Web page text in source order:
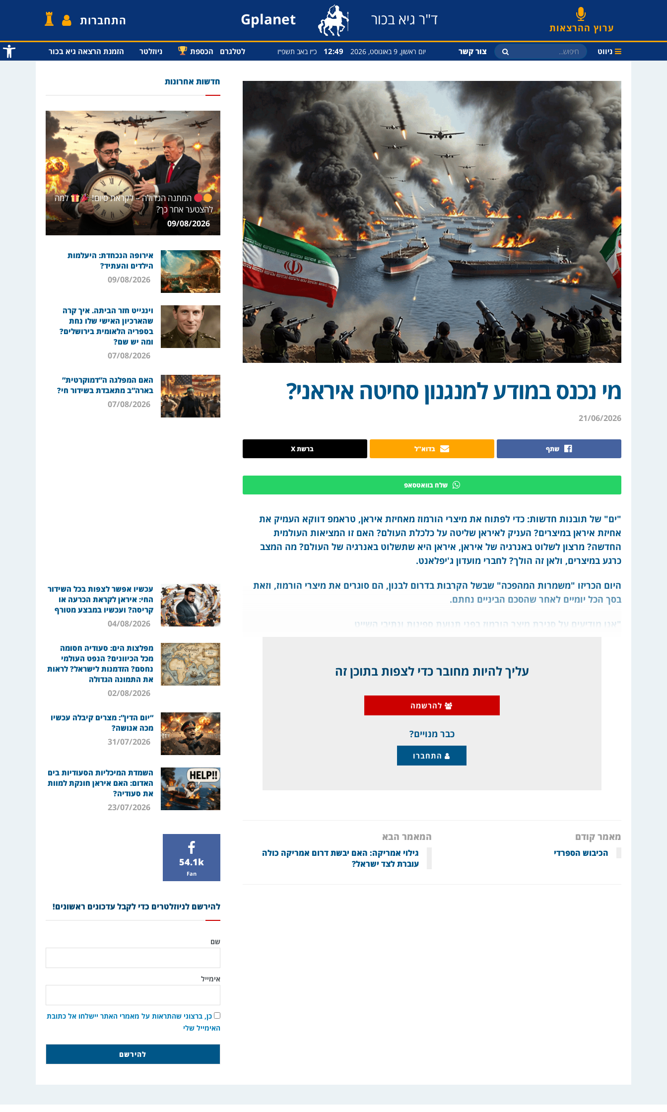
פתח
ערוץ ההרצאות ד"ר גיא בכור Gplanet התחברות
ניווט צור קשר יום ראשון, 9 באוגוסט, 2026 12:49 כ״ו באב תשפ״ו לטלגרם הכספת ניוזלטר הזמנת הרצאה גיא בכור
מי נכנס במודע למנגנון סחיטה איראני?
21/06/2026
שתף בדוא"ל ברשת X
שלח בוואטסאפ
"ים" של תובנות חדשות: כדי לפתוח את מיצרי הורמוז מאחיזת איראן, טראמפ דווקא העמיק את
אחיזת איראן במיצרים? העניק לאיראן שליטה על כלכלת העולם? האם זו המציאות העולמית
החדשה? מרצון לשלוט באנרגיה של איראן, איראן היא שתשלוט באנרגיה של העולם? מה המצב
כרגע במיצרים, ולאן זה הולך? לחברי מועדון ג'יפלאנט.
היום הכריזו "משמרות המהפכה" שבשל הקרבות בדרום לבנון, הם סוגרים את מיצרי הורמוז, וזאת
בסך הכל יומיים לאחר שהסכם הביניים נחתם.
"אנו מודיעים על סגירת מיצר הורמוז בפני תנועת ספינות ונתיבי השייט
עליך להיות מחובר כדי לצפות בתוכן זה
להרשמה
כבר מנויים?
התחברו
מאמר קודם
הכיבוש הספרדי
המאמר הבא
גילוי אמריקה: האם יבשת דרום אמריקה כולה
עוברת לצד ישראל?
חדשות אחרונות
המתנה הגדולה – לקראת סיום!
למה
להצטער אחר כך?
09/08/2026
אירופה הנכחדת: היעלמות
הילדים והעתיד?
09/08/2026
וינגייט חזר הביתה. איך קרה
שהארכיון האישי שלו נחת
בספריה הלאומית בירושלים?
ומה יש שם?
07/08/2026
האם המפלגה ה”דמוקרטית”
בארה”ב מתאבדת בשידור חי?
07/08/2026
עכשיו אפשר לצפות בכל השידור
החי: איראן לקראת הכרעה או
קריסה? ועכשיו במבצע מטורף
04/08/2026
מפלצות הים: סעודיה חסומה
מכל הכיוונים? הנפט העולמי
נחסם? הזדמנות לישראל? לראות
את התמונה הגדולה
02/08/2026
“יום הדין”: מצרים קיבלה עכשיו
מכה אנושה?
31/07/2026
השמדת המיכליות הסעודיות בים
האדום: האם איראן חונקת למוות
את סעודיה?
23/07/2026
54.1k
Fan
להירשם לניוזלטרים כדי לקבל עדכונים ראשונים!
שם
אימייל
כן, ברצוני שהתראות על מאמרי האתר יישלחו אל כתובת
האימייל שלי